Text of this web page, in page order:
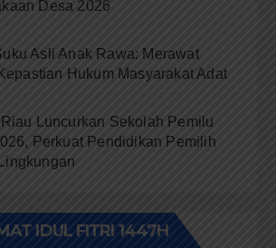
Desa 2026
Asli Anak Rawa: Merawat
Hukum Masyarakat Adat
Luncurkan Sekolah Pemilu
Perkuat Pendidikan Pemilih
IDUL FITRI 1447H